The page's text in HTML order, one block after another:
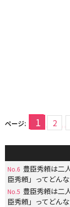
ページ: 1 2
No.6 豊臣秀頼は二
臣秀頼」ってどん
No.5 豊臣秀頼は二
臣秀頼」ってどん